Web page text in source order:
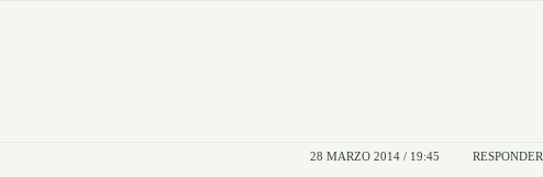
28 MARZO 2014 / 19:45 RESPONDER